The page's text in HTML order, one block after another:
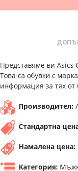
Представяме ви Asics
Това са обувки с
информация за тях от
Производител:
Стандартна
Намалена цена:
Категория: